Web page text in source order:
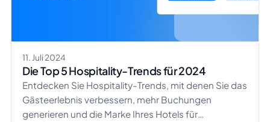
11. Juli 2024
Die Top 5 Hospitality-Trends für 2024
Entdecken Sie Hospitality-Trends, mit denen Sie das
Gästeerlebnis verbessern, mehr Buchungen
generieren und die Marke Ihres Hotels für